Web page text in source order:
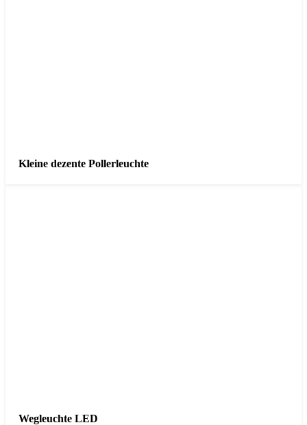
Kleine dezente Pollerleuchte
Wegleuchte LED